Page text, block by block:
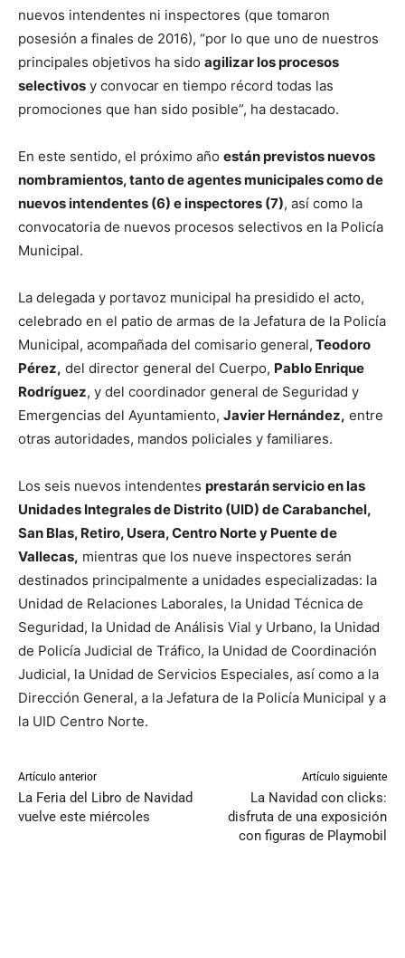
nuevos intendentes ni inspectores (que tomaron
posesión a finales de 2016), “por lo que uno de nuestros
principales objetivos ha sido agilizar los procesos
selectivos y convocar en tiempo récord todas las
promociones que han sido posible”, ha destacado.
En este sentido, el próximo año están previstos nuevos
nombramientos, tanto de agentes municipales como de
nuevos intendentes (6) e inspectores (7), así como la
convocatoria de nuevos procesos selectivos en la Policía
Municipal.
La delegada y portavoz municipal ha presidido el acto,
celebrado en el patio de armas de la Jefatura de la Policía
Municipal, acompañada del comisario general, Teodoro
Pérez, del director general del Cuerpo, Pablo Enrique
Rodríguez, y del coordinador general de Seguridad y
Emergencias del Ayuntamiento, Javier Hernández, entre
otras autoridades, mandos policiales y familiares.
Los seis nuevos intendentes prestarán servicio en las
Unidades Integrales de Distrito (UID) de Carabanchel,
San Blas, Retiro, Usera, Centro Norte y Puente de
Vallecas, mientras que los nueve inspectores serán
destinados principalmente a unidades especializadas: la
Unidad de Relaciones Laborales, la Unidad Técnica de
Seguridad, la Unidad de Análisis Vial y Urbano, la Unidad
de Policía Judicial de Tráfico, la Unidad de Coordinación
Judicial, la Unidad de Servicios Especiales, así como a la
Dirección General, a la Jefatura de la Policía Municipal y a
la UID Centro Norte.
Artículo anterior
La Feria del Libro de Navidad
vuelve este miércoles
Artículo siguiente
La Navidad con clicks:
disfruta de una exposición
con figuras de Playmobil